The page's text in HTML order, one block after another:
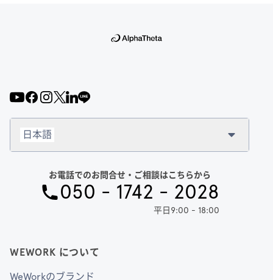
WEWORK について
WeWorkのブランド
お電話でのお問合せ・ご相談はこちらから
050 - 1742 - 2028
平日9:00 - 18:00
日本語